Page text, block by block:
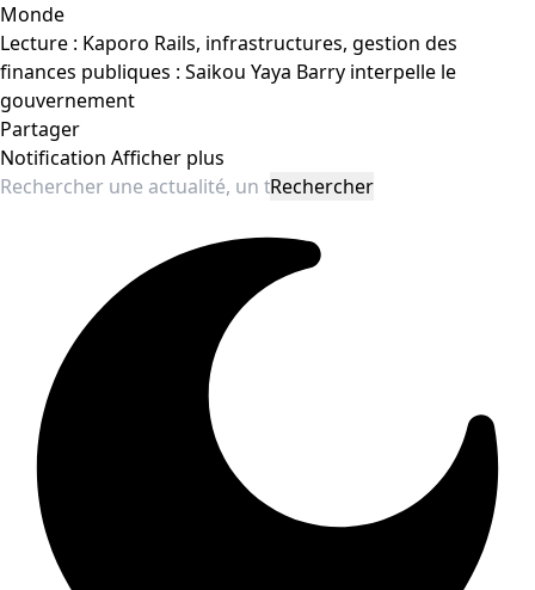
Monde
Lecture : Kaporo Rails, infrastructures, gestion des
finances publiques : Saikou Yaya Barry interpelle le
gouvernement
Partager
Notification Afficher plus